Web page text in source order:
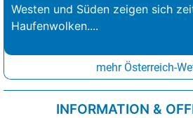
Westen und Süden zeigen sich
Haufenwolken....
mehr Österreich-
INFORMATION &